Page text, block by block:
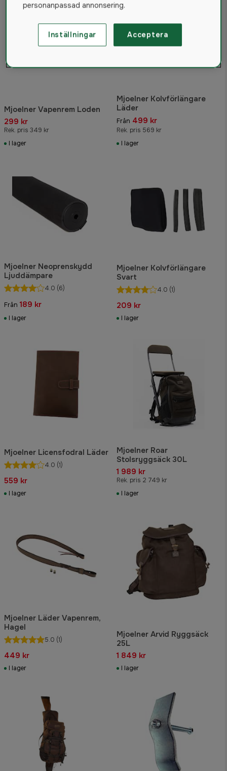
Mjoelner Vapenrem Loden
299 kr
Rek. pris 349 kr
I lager
Mjoelner Kolvförlängare
Läder
Från 499 kr
Rek. pris 569 kr
I lager
Mjoelner Neoprenskydd
Ljuddämpare
4.0 (6)
Från 189 kr
I lager
Mjoelner Kolvförlängare
Svart
4.0 (1)
209 kr
I lager
Mjoelner Licensfodral Läder
4.0 (1)
559 kr
I lager
Mjoelner Roar
Stolsryggsäck 30L
1 989 kr
Rek. pris 2 749 kr
I lager
Mjoelner Läder Vapenrem,
Hagel
5.0 (1)
449 kr
I lager
Mjoelner Arvid Ryggsäck
25L
1 849 kr
I lager
personanpassad annonsering.
Inställningar Acceptera